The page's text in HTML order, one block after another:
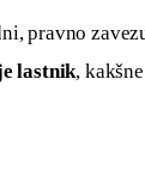
pravno
lastnik,